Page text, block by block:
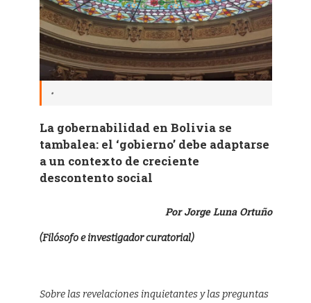
•
La gobernabilidad en Bolivia se
tambalea: el ‘gobierno’ debe adaptarse
a un contexto de creciente
descontento social
Por Jorge Luna Ortuño
(Filósofo e investigador curatorial)
Sobre las revelaciones inquietantes y las preguntas